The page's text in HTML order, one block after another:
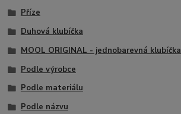
Příze
Duhová klubíčka
MOOL ORIGINAL - jednobarevná klubíčka
Podle výrobce
Podle materiálu
Podle názvu